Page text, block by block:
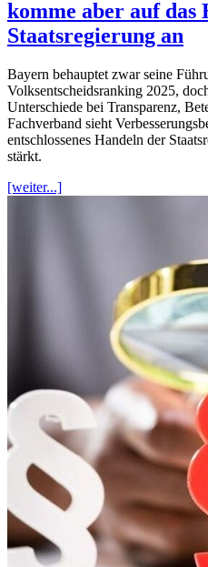
komme aber auf das
Staatsregierung an
Bayern behauptet zwar seine
Volksentscheidsranking 2025,
Unterschiede bei Transparenz,
Fachverband sieht
entschlossenes Handeln der
stärkt.
[weiter...]